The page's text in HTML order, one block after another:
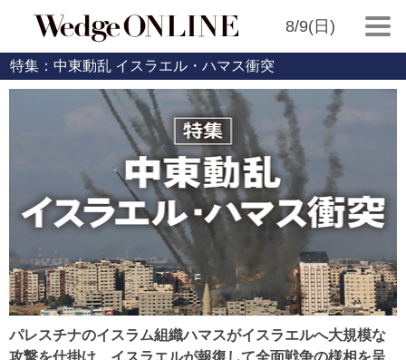
8/9(日)
特集：中東動乱 イスラエル・ハマス衝突
パレスチナのイスラム組織ハマスがイスラエルへ大規模な
攻撃を仕掛け、イスラエルが報復して全面戦争の様相を呈